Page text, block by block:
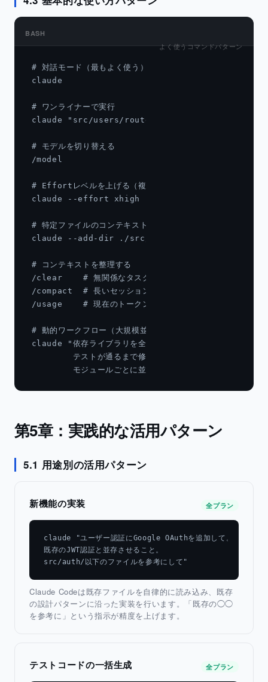
BASH
よく使うコマンドパターン
# 対話モード（最もよく使う）
claude
# ワンライナーで実行
claude "src/users/route.tsにバリデーションを追加し
# モデルを切り替える
/model
# Effortレベルを上げる（複雑なタスク向け）
claude --effort xhigh "認証システム全体をリファクタ
# 特定ファイルのコンテキストを追加
claude --add-dir ./src/types "型定義を参照してAPI
# コンテキストを整理する
/clear    # 無関係なタスクに移る時
/compact  # 長いセッションを要約する時
/usage    # 現在のトークン消費・利用枠を確認
# 動的ワークフロー（大規模並列処理・Max プラン以上推奨）
claude "依存ライブラリを全て最新バージョンに更新し、
テストが通るまで修正して。サブエージェントを使
        モジュールごとに並列処理すること"
第5章：実践的な活用パターン
5.1 用途別の活用パターン
新機能の実装 全プラン
claude "ユーザー認証にGoogle OAuthを追加して。
既存のJWT認証と並存させること。
src/auth/以下のファイルを参考にして"
Claude Codeは既存ファイルを自律的に読み込み、既存
の設計パターンに沿った実装を行います。「既存の◯◯
を参考に」という指示が精度を上げます。
テストコードの一括生成 全プラン